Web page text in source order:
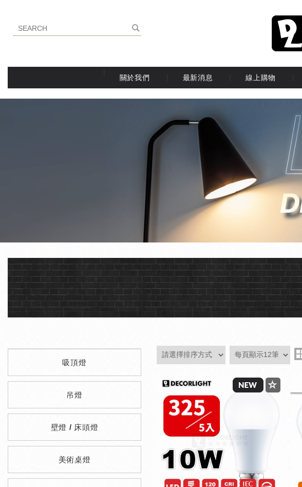
關於我們 最新消息 線上購物
吸頂燈
吊燈
壁燈 / 床頭燈
美術桌燈